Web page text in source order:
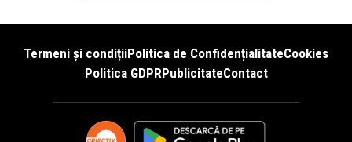
Termeni și condițiiPolitica de ConfidențialitateCookies
Politica GDPRPublicitateContact